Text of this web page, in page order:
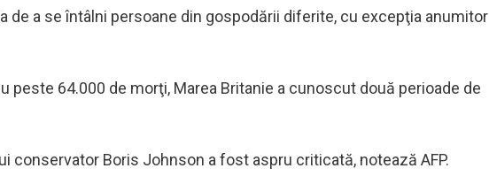
a se întâlni persoane din gospodării diferite, cu excepţia anumitor
peste 64.000 de morţi, Marea Britanie a cunoscut două perioade de
conservator Boris Johnson a fost aspru criticată, notează AFP.